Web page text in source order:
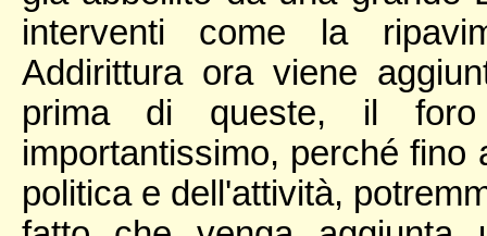
interventi come la
Addirittura ora viene
prima di queste, il
importantissimo, perché
politica e dell'attività,